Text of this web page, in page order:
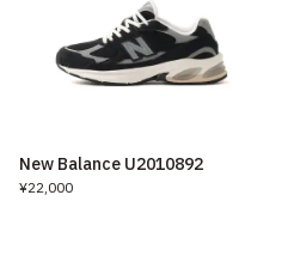
New Balance U2010892
¥22,000